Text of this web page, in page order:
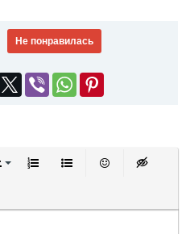
Не понравилась